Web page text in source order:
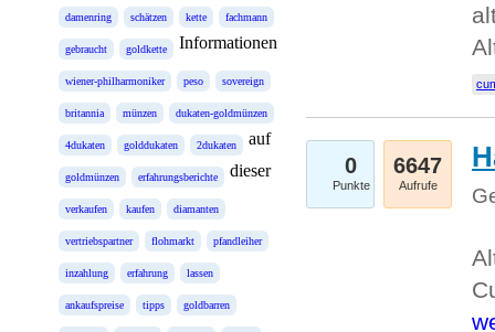
damenring schätzen kette fachmann
gebraucht goldkette
wiener-philharmoniker peso sovereign
britannia münzen dukaten-goldmünzen
4dukaten golddukaten 2dukaten
goldmünzen erfahrungsberichte
verkaufen kaufen diamanten
vertriebspartner flohmarkt pfandleiher
inzahlung erfahrung lassen
ankaufspreise tipps goldbarren
Informationen
auf
dieser
0
Punkte
6647
Aufrufe